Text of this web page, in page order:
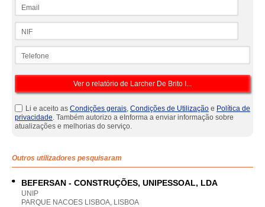
Li e aceito as Condições gerais, Condições de Utilização e Política de
privacidade. Também autorizo a eInforma a enviar informação sobre
atualizações e melhorias do serviço.
Outros utilizadores pesquisaram
BEFERSAN - CONSTRUÇÕES, UNIPESSOAL, LDA
UNIP
PARQUE NACOES LISBOA, LISBOA